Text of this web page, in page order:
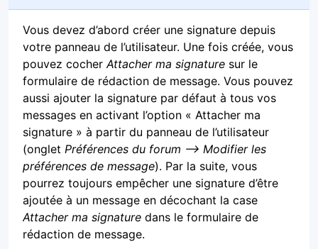
Vous devez d’abord créer une signature depuis
votre panneau de l’utilisateur. Une fois créée, vous
pouvez cocherAttacher ma signature sur le
formulaire de rédaction de message. Vous pouvez
aussi ajouter la signature par défaut à tous vos
messages en activant l’option « Attacher ma
signature » à partir du panneau de l’utilisateur
(onglet Préférences du forum --> Modifier les
préférences de message). Par la suite, vous
pourrez toujours empêcher une signature d’être
ajoutée à un message en décochant la case
Attacher ma signature dans le formulaire de
rédaction de message.